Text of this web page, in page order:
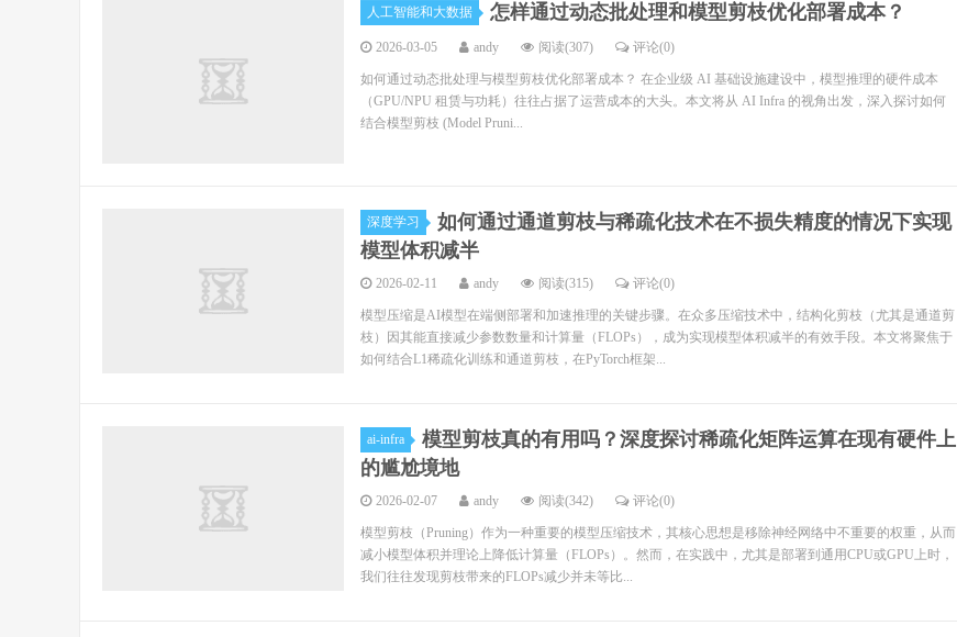
人工智能和大数据 怎样通过动态批处理和模型剪枝优化部署成本？
2026-03-05 andy 阅读(307) 评论(0)
如何通过动态批处理与模型剪枝优化部署成本？ 在企业级 AI 基础设施建设中，模型推理的硬件成本
（GPU/NPU 租赁与功耗）往往占据了运营成本的大头。本文将从 AI Infra 的视角出发，深入探讨如何
结合模型剪枝 (Model Pruni...
深度学习
如何通过通道剪枝与稀疏化技术在不损失精度的情况下实现
模型体积减半
2026-02-11 andy 阅读(315) 评论(0)
模型压缩是AI模型在端侧部署和加速推理的关键步骤。在众多压缩技术中，结构化剪枝（尤其是通道剪
枝）因其能直接减少参数数量和计算量（FLOPs），成为实现模型体积减半的有效手段。本文将聚焦于
如何结合L1稀疏化训练和通道剪枝，在PyTorch框架...
ai-infra
模型剪枝真的有用吗？深度探讨稀疏化矩阵运算在现有硬件上
的尴尬境地
2026-02-07 andy 阅读(342) 评论(0)
模型剪枝（Pruning）作为一种重要的模型压缩技术，其核心思想是移除神经网络中不重要的权重，从而
减小模型体积并理论上降低计算量（FLOPs）。然而，在实践中，尤其是部署到通用CPU或GPU上时，
我们往往发现剪枝带来的FLOPs减少并未等比...